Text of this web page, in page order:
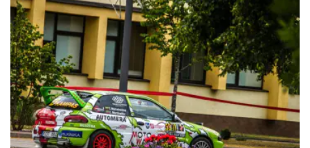
https://www.facebook.com/Pasvaliokulturoscent
ras.